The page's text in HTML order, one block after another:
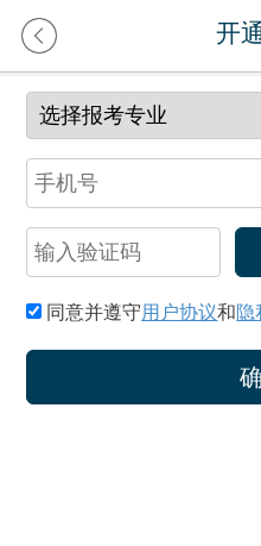
开
同意并遵守用户协议和隐